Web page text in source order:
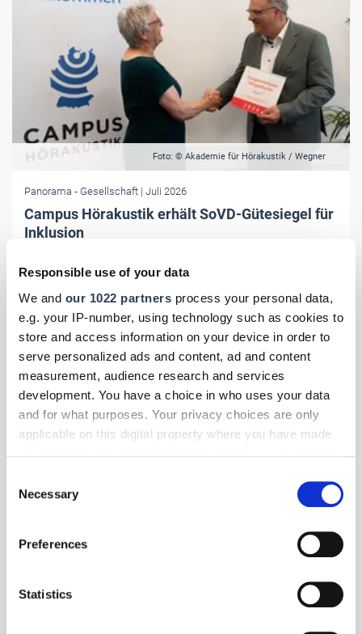
Responsible use of your data
We and our 1022 partners process your personal data,
e.g. your IP-number, using technology such as cookies to
store and access information on your device in order to
serve personalized ads and content, ad and content
measurement, audience research and services
development. You have a choice in who uses your data
and for what purposes. Your privacy choices are only
applicable on this digital property where you have made
the Privacy trigger icon.
Collect information about your geographical location
Identify your device by actively scanning it for
Selection
Necessary
Preferences
Statistics
Foto: © Akademie für Hörakustik / Wegner
Panorama - Gesellschaft | Juli 2026
Campus Hörakustik erhält SoVD-Gütesiegel für
Inklusion
Menschen mit Behinderung: Der Campus Hörakustik in Lübeck erhält
SoVD-Gütesiegel vom Sozialverband Deutschland.
Foto: © Lernidee